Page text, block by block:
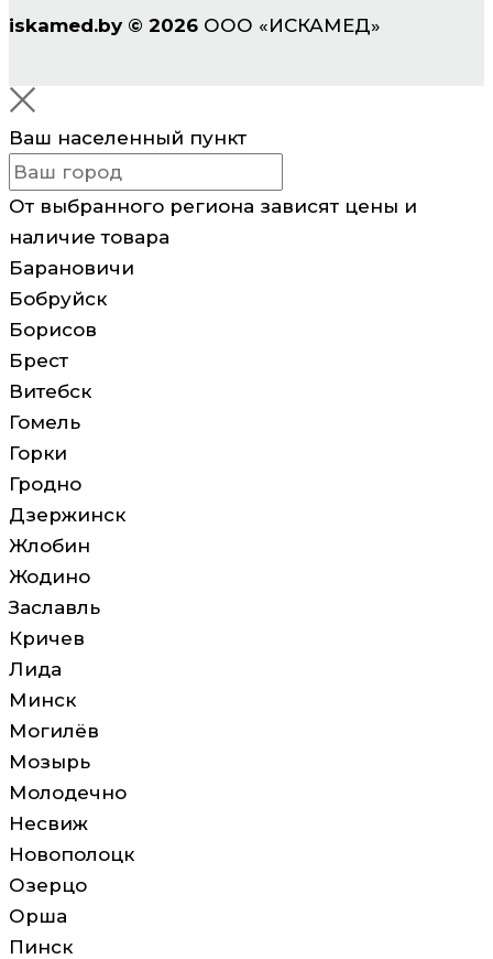
iskamed.by © 2026 ООО «ИСКАМЕД»
Ваш населенный пункт
От выбранного региона зависят цены и
наличие товара
Барановичи
Бобруйск
Борисов
Брест
Витебск
Гомель
Горки
Гродно
Дзержинск
Жлобин
Жодино
Заславль
Кричев
Лида
Минск
Могилёв
Мозырь
Молодечно
Несвиж
Новополоцк
Озерцо
Орша
Пинск